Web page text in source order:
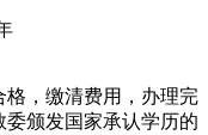
，缴清费用，办理完
颁发国家承认学历的